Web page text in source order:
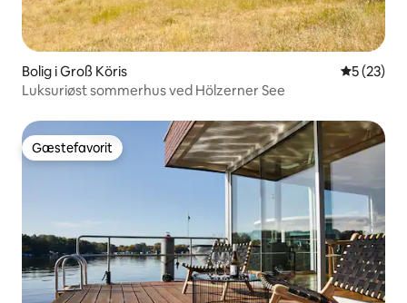
Bolig i Groß Köris 5 ud af 5 i
5 (23)
Luksuriøst sommerhus ved Hölzerner See
Gæstefavorit
Gæstefavorit